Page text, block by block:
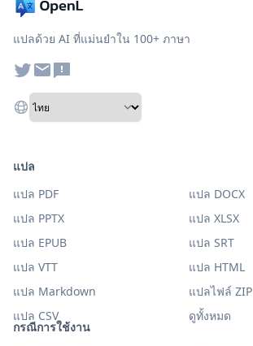
แปลด้วย AI ที่แม่นยำใน 100+ ภาษา
กรณีการใช้งาน
แปล
แปล PDF
แปล DOCX
แปล PPTX
แปล XLSX
แปล EPUB
แปล SRT
แปล VTT
แปล HTML
แปล Markdown
แปลไฟล์ ZIP
แปล CSV
ดูทั้งหมด